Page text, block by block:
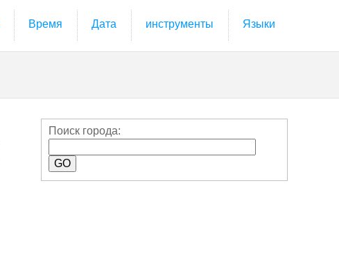
Время Дата инструменты Языки
Поиск города: